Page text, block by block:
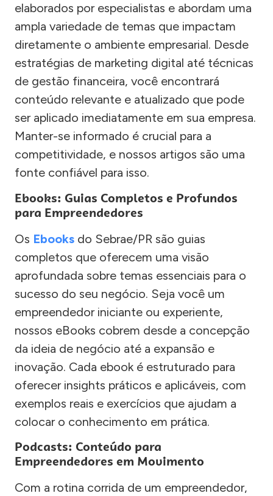
elaborados por especialistas e abordam uma
ampla variedade de temas que impactam
diretamente o ambiente empresarial. Desde
estratégias de marketing digital até técnicas
de gestão financeira, você encontrará
conteúdo relevante e atualizado que pode
ser aplicado imediatamente em sua empresa.
Manter-se informado é crucial para a
competitividade, e nossos artigos são uma
fonte confiável para isso.
Ebooks: Guias Completos e Profundos
para Empreendedores
Os Ebooks do Sebrae/PR são guias
completos que oferecem uma visão
aprofundada sobre temas essenciais para o
sucesso do seu negócio. Seja você um
empreendedor iniciante ou experiente,
nossos eBooks cobrem desde a concepção
da ideia de negócio até a expansão e
inovação. Cada ebook é estruturado para
oferecer insights práticos e aplicáveis, com
exemplos reais e exercícios que ajudam a
colocar o conhecimento em prática.
Podcasts: Conteúdo para
Empreendedores em Movimento
Com a rotina corrida de um empreendedor,